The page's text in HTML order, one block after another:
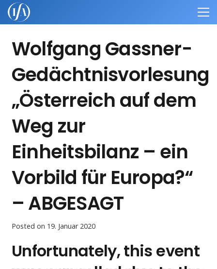
Wolfgang Gassner-
Gedächtnisvorlesung
„Österreich auf dem
Weg zur
Einheitsbilanz – ein
Vorbild für Europa?“
– ABGESAGT
Posted on 19. Januar 2020
Unfortunately, this event